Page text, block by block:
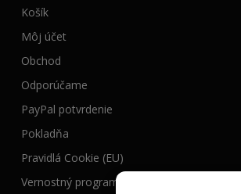
Košík
Môj účet
Obchod
Odporúčame
PayPal potvrdenie
Pokladňa
Pravidlá Cookie (EU)
Vernostný program – ASKEN Body